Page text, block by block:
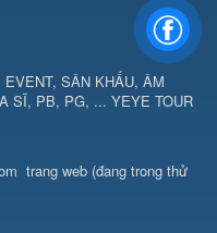
SÂN KHẤU, ÂM
SĨ, PB, PG, ... YEYE TOUR
trang web (đang trong thử